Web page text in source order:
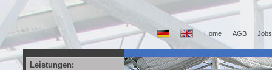
Home AGB Jobs
Leistungen: